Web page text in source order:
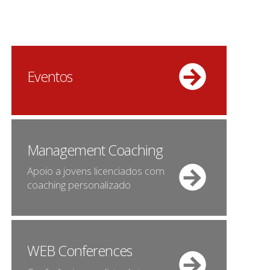
Eventos
Management Coaching
Apoio a jovens licenciados com
coaching personalizado
WEB Conferences